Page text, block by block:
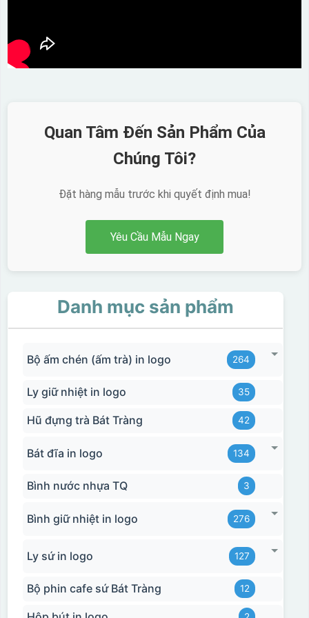
Quan Tâm Đến Sản Phẩm Của
Chúng Tôi?
Đặt hàng mẫu trước khi quyết định mua!
Yêu Cầu Mẫu Ngay
Danh mục sản phẩm
Bộ ấm chén (ấm trà) in logo 264
Ly giữ nhiệt in logo 35
Hũ đựng trà Bát Tràng 42
Bát đĩa in logo 134
Bình nước nhựa TQ 3
Bình giữ nhiệt in logo 276
Ly sứ in logo 127
Bộ phin cafe sứ Bát Tràng 12